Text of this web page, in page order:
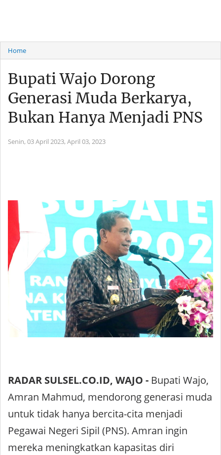
Home
Bupati Wajo Dorong
Generasi Muda Berkarya,
Bukan Hanya Menjadi PNS
Senin, 03 April 2023, April 03, 2023
RADAR SULSEL.CO.ID, WAJO - Bupati Wajo,
Amran Mahmud, mendorong generasi muda
untuk tidak hanya bercita-cita menjadi
Pegawai Negeri Sipil (PNS). Amran ingin
mereka meningkatkan kapasitas diri